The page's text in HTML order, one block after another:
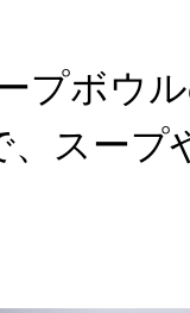
プボウ
スープ